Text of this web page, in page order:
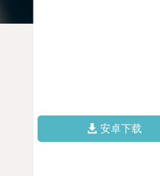
安卓下载